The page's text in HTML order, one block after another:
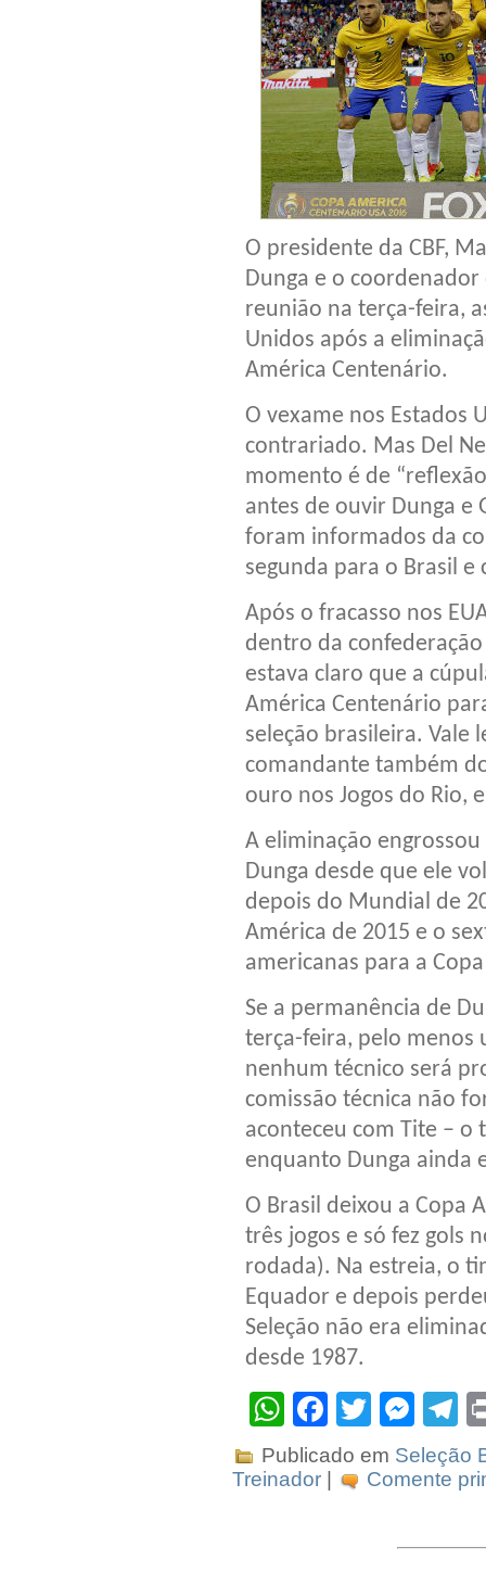
O presidente da CBF,
Dunga e o
reunião na terça-feira,
Unidos após a
América Centenário.
O vexame nos Estados
contrariado. Mas Del
momento é de
antes de ouvir Dunga e
foram informados da
segunda para o Brasil
Após o fracasso nos
dentro da
estava claro que a
América Centenário
seleção brasileira. Vale
comandante também
ouro nos Jogos do Rio,
A eliminação
Dunga desde que ele
depois do Mundial de
América de 2015 e o
americanas para a
Se a permanência de
terça-feira, pelo menos
nenhum técnico será
comissão técnica não
aconteceu com Tite –
enquanto Dunga ainda
O Brasil deixou a Copa
três jogos e só fez gols
rodada). Na estreia, o
Equador e depois
Seleção não era
desde 1987.
WhatsApp
Facebook
Twitter
Publicado em Seleção
Treinador
Comente